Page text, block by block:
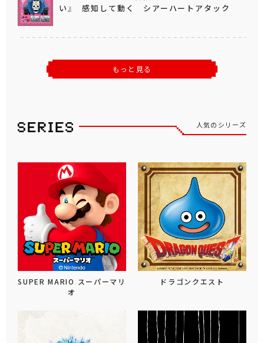
い』 感知して動く シアーハートアタック
もっと見る
人気のシリーズ
SUPER MARIO スーパーマリ
オ
ドラゴンクエスト